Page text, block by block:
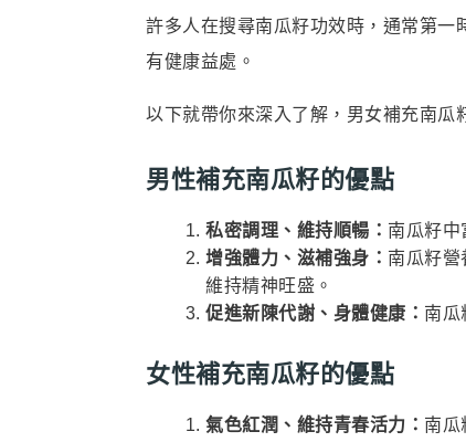
許多人在搜尋南瓜籽功效時，通常第一
有健康益處。
以下就帶你來深入了解，男女補充南瓜
男性補充南瓜籽的優點
私密調理、維持順暢： 南瓜籽中
增強體力、滋補強身： 南瓜籽營
維持精神旺盛。
促進新陳代謝、身體健康： 南瓜
女性補充南瓜籽的優點
氣色紅潤、維持青春活力： 南瓜